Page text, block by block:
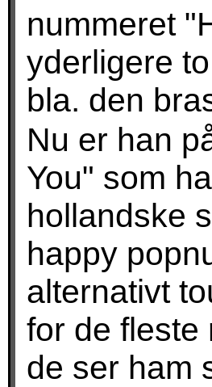
nummeret
yderligere
bla. den
Nu er han
You" som
hollandske
happy
alternativt
for de fleste
de ser ham